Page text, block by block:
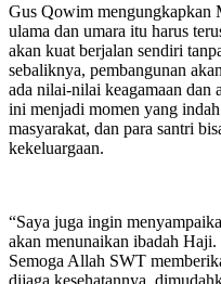
Gus Qowim mengungkapkan
ulama dan umara itu harus
akan kuat berjalan sendiri
sebaliknya, pembangunan
ada nilai-nilai keagamaan dan
ini menjadi momen yang
masyarakat, dan para santri
kekeluargaan.
“Saya juga ingin
akan menunaikan ibadah Haji.
Semoga Allah SWT
dijaga kesehatannya,